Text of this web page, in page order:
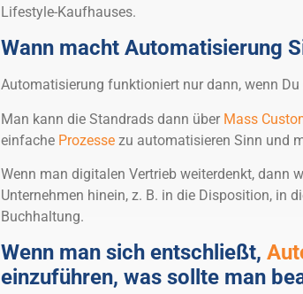
Lifestyle-Kaufhauses.
Wann macht Automatisierung
Automatisierung funktioniert nur dann, wenn
Man kann die Standrads dann über Mass
einfache Prozessezu automatisieren Sinn und
Wenn man digitalen Vertrieb weiterdenkt, dann
Unternehmen hinein, z. B. in die Disposition, in
Buchhaltung.
Wenn man sich entschließt,
einzuführen, was sollte man